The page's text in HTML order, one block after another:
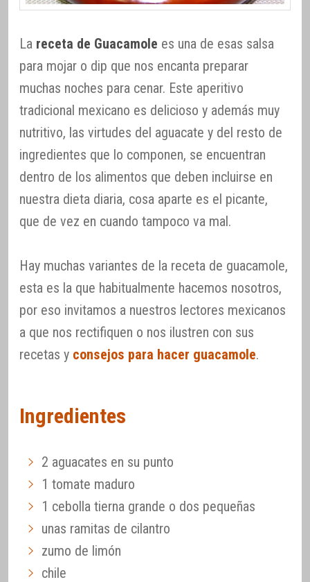
La receta de Guacamole es una de esas salsa
para mojar o dip que nos encanta preparar
muchas noches para cenar. Este aperitivo
tradicional mexicano es delicioso y además muy
nutritivo, las virtudes del aguacate y del resto de
ingredientes que lo componen, se encuentran
dentro de los alimentos que deben incluirse en
nuestra dieta diaria, cosa aparte es el picante,
que de vez en cuando tampoco va mal.
Hay muchas variantes de la receta de guacamole,
esta es la que habitualmente hacemos nosotros,
por eso invitamos a nuestros lectores mexicanos
a que nos rectifiquen o nos ilustren con sus
recetas y consejos para hacer guacamole.
Ingredientes
2 aguacates en su punto
1 tomate maduro
1 cebolla tierna grande o dos pequeñas
unas ramitas de cilantro
zumo de limón
chile